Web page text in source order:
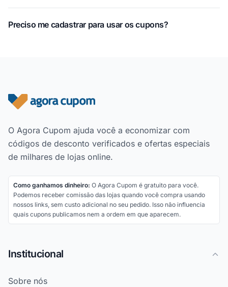
Preciso me cadastrar para usar os cupons?
Rodapé do site
O Agora Cupom ajuda você a economizar com
códigos de desconto verificados e ofertas especiais
de milhares de lojas online.
Como ganhamos dinheiro: O Agora Cupom é gratuito para você.
Podemos receber comissão das lojas quando você compra usando
nossos links, sem custo adicional no seu pedido. Isso não influencia
quais cupons publicamos nem a ordem em que aparecem.
Institucional
Sobre nós